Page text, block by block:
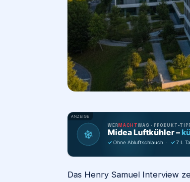
ANZEIGE
❄
WERMACHTWAS · PRODUKT-
Midea Luftkühler –
✓ Ohne Abluftschlauch · ✓ 7 L
Das Henry Samuel Interview